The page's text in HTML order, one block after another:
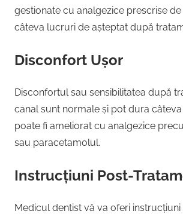
gestionate cu analgezice prescrise de
câteva lucruri de așteptat după
Disconfort Ușor
Disconfortul sau sensibilitatea după
canal sunt normale și pot dura câteva
poate fi ameliorat cu analgezice
sau paracetamolul.
Instrucțiuni Post-
Medicul dentist vă va oferi